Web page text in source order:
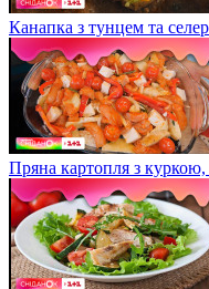
Канапка з тунцем та
Пряна картопля з